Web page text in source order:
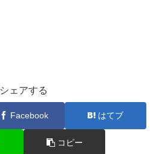
シェアする
Facebook はてブ
コピー